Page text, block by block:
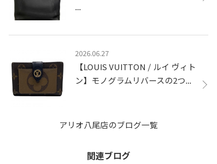
...
2026.06.27
【LOUIS VUITTON / ルイ ヴィト
ン】モノグラムリバースの2つ...
アリオ八尾店のブログ一覧
関連ブログ